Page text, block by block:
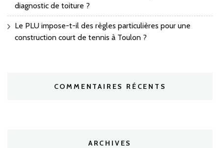
diagnostic de toiture ?
Le PLU impose-t-il des règles particulières pour une
construction court de tennis à Toulon ?
COMMENTAIRES RÉCENTS
ARCHIVES